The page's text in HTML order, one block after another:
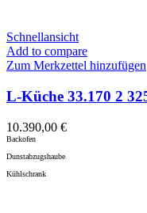
Schnellansicht
Add to compare
Zum Merkzettel hinzufügen
L-Küche 33.170 2
10.390,00 €
Backofen
Dunstabzugshaube
Kühlschrank